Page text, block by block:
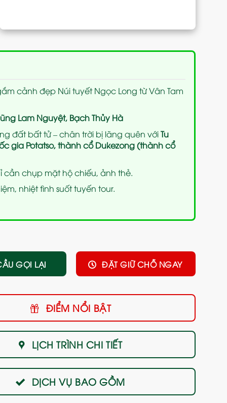
cảnh đẹp Núi tuyết Ngọc Long từ Vân Tam
Lam Nguyệt, Bạch Thủy Hà
đất bất tử – chân trời bị lãng quên vớiTu
gia Potatso, thành cổ Dukezong (thành cổ
cần chụp mặt hộ chiếu, ảnh thẻ.
nhiệt tình suốt tuyến tour.
GỌI LẠI ĐẶT GIỮ CHỖ NGAY
ĐIỂM NỔI BẬT
LỊCH TRÌNH CHI TIẾT
DỊCH VỤ BAO GỒM